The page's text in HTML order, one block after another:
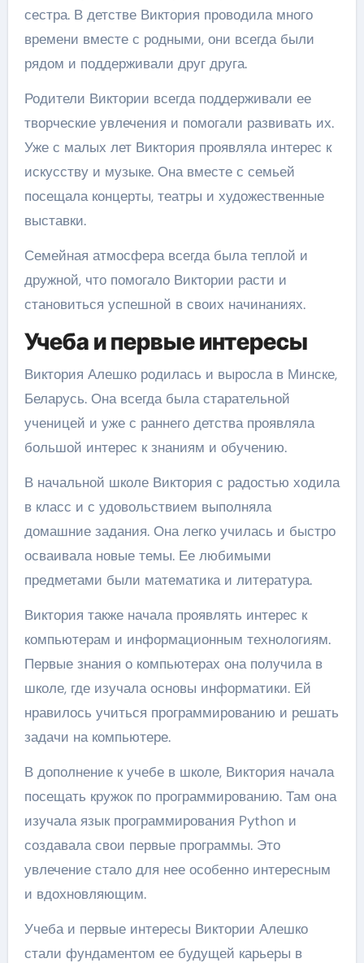
сестра. В детстве Виктория проводила много
времени вместе с родными, они всегда были
рядом и поддерживали друг друга.
Родители Виктории всегда поддерживали ее
творческие увлечения и помогали развивать их.
Уже с малых лет Виктория проявляла интерес к
искусству и музыке. Она вместе с семьей
посещала концерты, театры и художественные
выставки.
Семейная атмосфера всегда была теплой и
дружной, что помогало Виктории расти и
становиться успешной в своих начинаниях.
Учеба и первые интересы
Виктория Алешко родилась и выросла в Минске,
Беларусь. Она всегда была старательной
ученицей и уже с раннего детства проявляла
большой интерес к знаниям и обучению.
В начальной школе Виктория с радостью ходила
в класс и с удовольствием выполняла
домашние задания. Она легко училась и быстро
осваивала новые темы. Ее любимыми
предметами были математика и литература.
Виктория также начала проявлять интерес к
компьютерам и информационным технологиям.
Первые знания о компьютерах она получила в
школе, где изучала основы информатики. Ей
нравилось учиться программированию и решать
задачи на компьютере.
В дополнение к учебе в школе, Виктория начала
посещать кружок по программированию. Там она
изучала язык программирования Python и
создавала свои первые программы. Это
увлечение стало для нее особенно интересным
и вдохновляющим.
Учеба и первые интересы Виктории Алешко
стали фундаментом ее будущей карьеры в